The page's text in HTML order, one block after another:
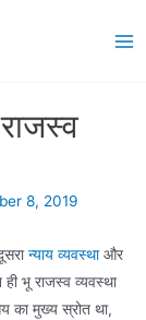
8, 2019
न्याय व्यवस्थाऔर
भू राजस्व व्यवस्था
का मुख्य स्रोत था,